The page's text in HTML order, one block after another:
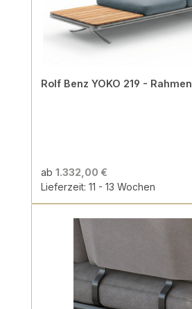
Rolf Benz YOKO 219 - Rahmen
ab 1.332,00 €
Lieferzeit: 11 - 13 Wochen